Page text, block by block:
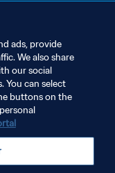
ads, provide
We also share
our social
You can select
buttons on the